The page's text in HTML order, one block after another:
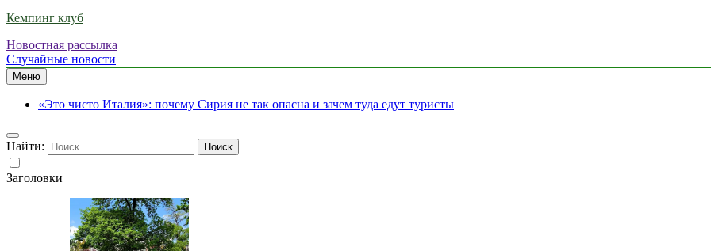
Кемпинг клуб
Новостная рассылка
Случайные новости
Меню
«Это чисто Италия»: почему Сирия не так опасна и зачем туда едут туристы
Найти:
Заголовки